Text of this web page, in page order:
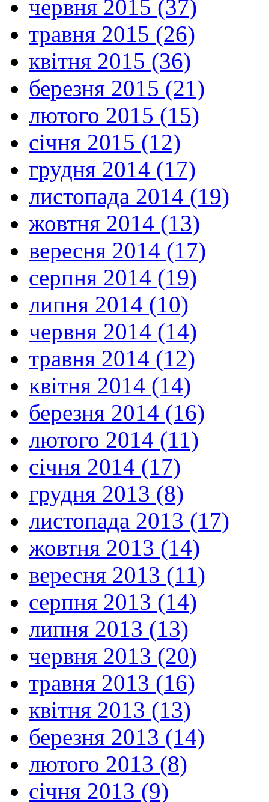
червня 2015 (37)
травня 2015 (26)
квітня 2015 (36)
березня 2015 (21)
лютого 2015 (15)
січня 2015 (12)
грудня 2014 (17)
листопада 2014 (19)
жовтня 2014 (13)
вересня 2014 (17)
серпня 2014 (19)
липня 2014 (10)
червня 2014 (14)
травня 2014 (12)
квітня 2014 (14)
березня 2014 (16)
лютого 2014 (11)
січня 2014 (17)
грудня 2013 (8)
листопада 2013 (17)
жовтня 2013 (14)
вересня 2013 (11)
серпня 2013 (14)
липня 2013 (13)
червня 2013 (20)
травня 2013 (16)
квітня 2013 (13)
березня 2013 (14)
лютого 2013 (8)
січня 2013 (9)